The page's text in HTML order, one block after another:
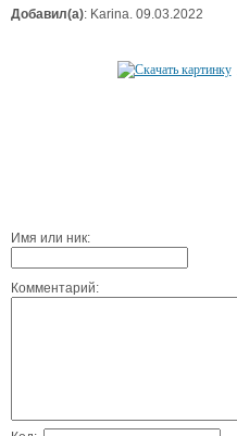
Добавил(а): Karina. 09.03.2022
Имя или ник:
Комментарий: